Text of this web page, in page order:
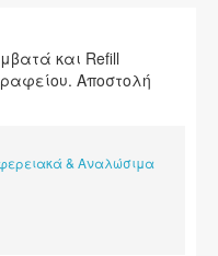
και Refill
Αποστολή
& Αναλώσιμα